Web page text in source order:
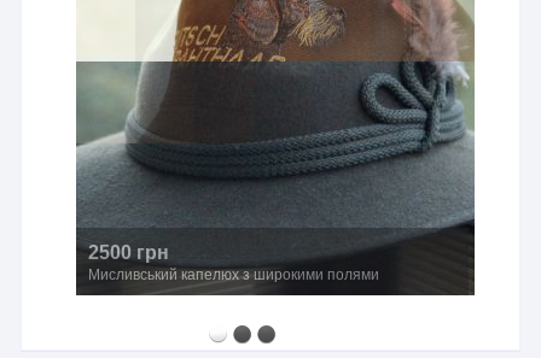
760 грн
Авторський бронзовий значок «Козуля»